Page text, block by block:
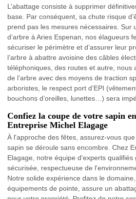
L’abattage consiste à supprimer
base. Par conséquent, sa chute risque
prend pas les mesures nécessaires. Sur
d’arbre à Aries Espenan, nos élagueurs
sécuriser le périmètre et d’assurer leur
l’arbre à abattre avoisine des câbles
téléphoniques, des routes et autre, nous
de l’arbre avec des moyens de traction
arboristes, le respect port d’EPI
bouchons d’oreilles, lunettes…) sera
Confiez la coupe de votre sapin
Entreprise Michel Elagage
À l'approche des fêtes, assurez-vous
sapin se déroule sans encombre. Chez
Elagage, notre équipe d'experts
sécurisée, respectueuse de
Notre solide expérience dans le
équipements de pointe, assure un